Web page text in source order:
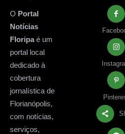
O Portal
Notícias
Floripaé um
portal local
dedicado à
cobertura
jornalística de
Florianópolis,
com notícias,
serviços,